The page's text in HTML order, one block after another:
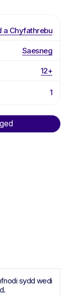
a Chyfathrebu
Saesneg
12+
1
sydd wedi